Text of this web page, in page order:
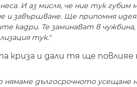
И аз мисля, че ние тук губим
и завършване. Ще припомня
кадри. Те заминават в
тук."
криза и дали тя ще повлияе
дългосрочното усещане